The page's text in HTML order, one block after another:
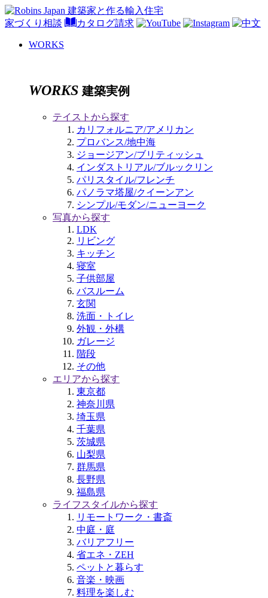
家づくり相談 カタログ請求
WORKS
WORKS 建築実例
テイストから探す
カリフォルニア/アメリカン
プロバンス/地中海
ジョージアン/ブリティッシュ
インダストリアル/ブルックリン
パリスタイル/フレンチ
パノラマ塔屋/クイーンアン
シンプル/モダン/ニューヨーク
写真から探す
LDK
リビング
キッチン
寝室
子供部屋
バスルーム
玄関
洗面・トイレ
外観・外構
ガレージ
階段
その他
エリアから探す
東京都
神奈川県
埼玉県
千葉県
茨城県
山梨県
群馬県
長野県
福島県
ライフスタイルから探す
リモートワーク・書斎
中庭・庭
バリアフリー
省エネ・ZEH
ペットと暮らす
音楽・映画
料理を楽しむ